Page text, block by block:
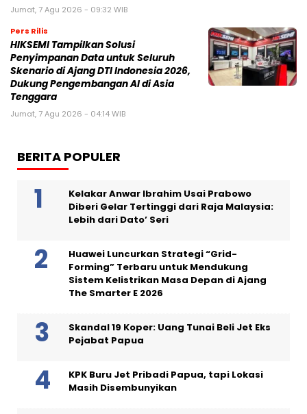
Jumat, 7 Agu 2026 - 09:32 WIB
Pers Rilis
HIKSEMI Tampilkan Solusi
Penyimpanan Data untuk Seluruh
Skenario di Ajang DTI Indonesia 2026,
Dukung Pengembangan AI di Asia
Tenggara
Jumat, 7 Agu 2026 - 04:14 WIB
BERITA POPULER
Kelakar Anwar Ibrahim Usai Prabowo
Diberi Gelar Tertinggi dari Raja Malaysia:
Lebih dari Dato’ Seri
Huawei Luncurkan Strategi “Grid-
Forming” Terbaru untuk Mendukung
Sistem Kelistrikan Masa Depan di Ajang
The Smarter E 2026
Skandal 19 Koper: Uang Tunai Beli Jet Eks
Pejabat Papua
KPK Buru Jet Pribadi Papua, tapi Lokasi
Masih Disembunyikan